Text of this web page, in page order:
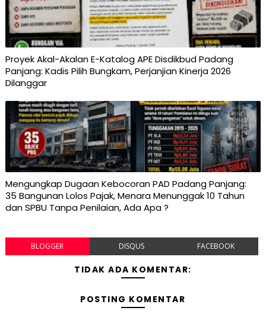
Proyek Akal-Akalan E-Katalog APE Disdikbud Padang
Panjang: Kadis Pilih Bungkam, Perjanjian Kinerja 2026
Dilanggar
Mengungkap Dugaan Kebocoran PAD Padang Panjang:
35 Bangunan Lolos Pajak, Menara Menunggak 10 Tahun
dan SPBU Tanpa Penilaian, Ada Apa ?
BLOGGER DISQUS FACEBOOK
TIDAK ADA KOMENTAR:
POSTING KOMENTAR